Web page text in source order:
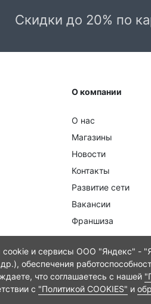
Скидки до 20% по
О компании
О нас
Магазины
Новости
Контакты
Развитие сети
Вакансии
Франшиза
и сервисы ООО "Яндекс" -
обеспечения
что соглашаетесь с нашей
с "Политикой COOKIES" и